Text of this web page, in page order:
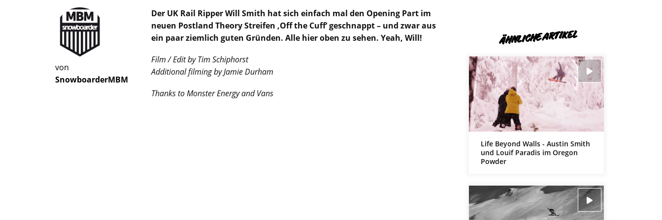
von
SnowboarderMBM
Der UK Rail Ripper Will Smith hat sich einfach mal den Opening Part im
neuen Postland Theory Streifen ‚Off the Cuff‘ geschnappt – und zwar aus
ein paar ziemlich guten Gründen. Alle hier oben zu sehen. Yeah, Will!
Film / Edit by Tim Schiphorst
Additional filming by Jamie Durham
Thanks to Monster Energy and Vans
ÄHNLICHE ARTIKEL
Life Beyond Walls - Austin Smith
und Louif Paradis im Oregon
Powder